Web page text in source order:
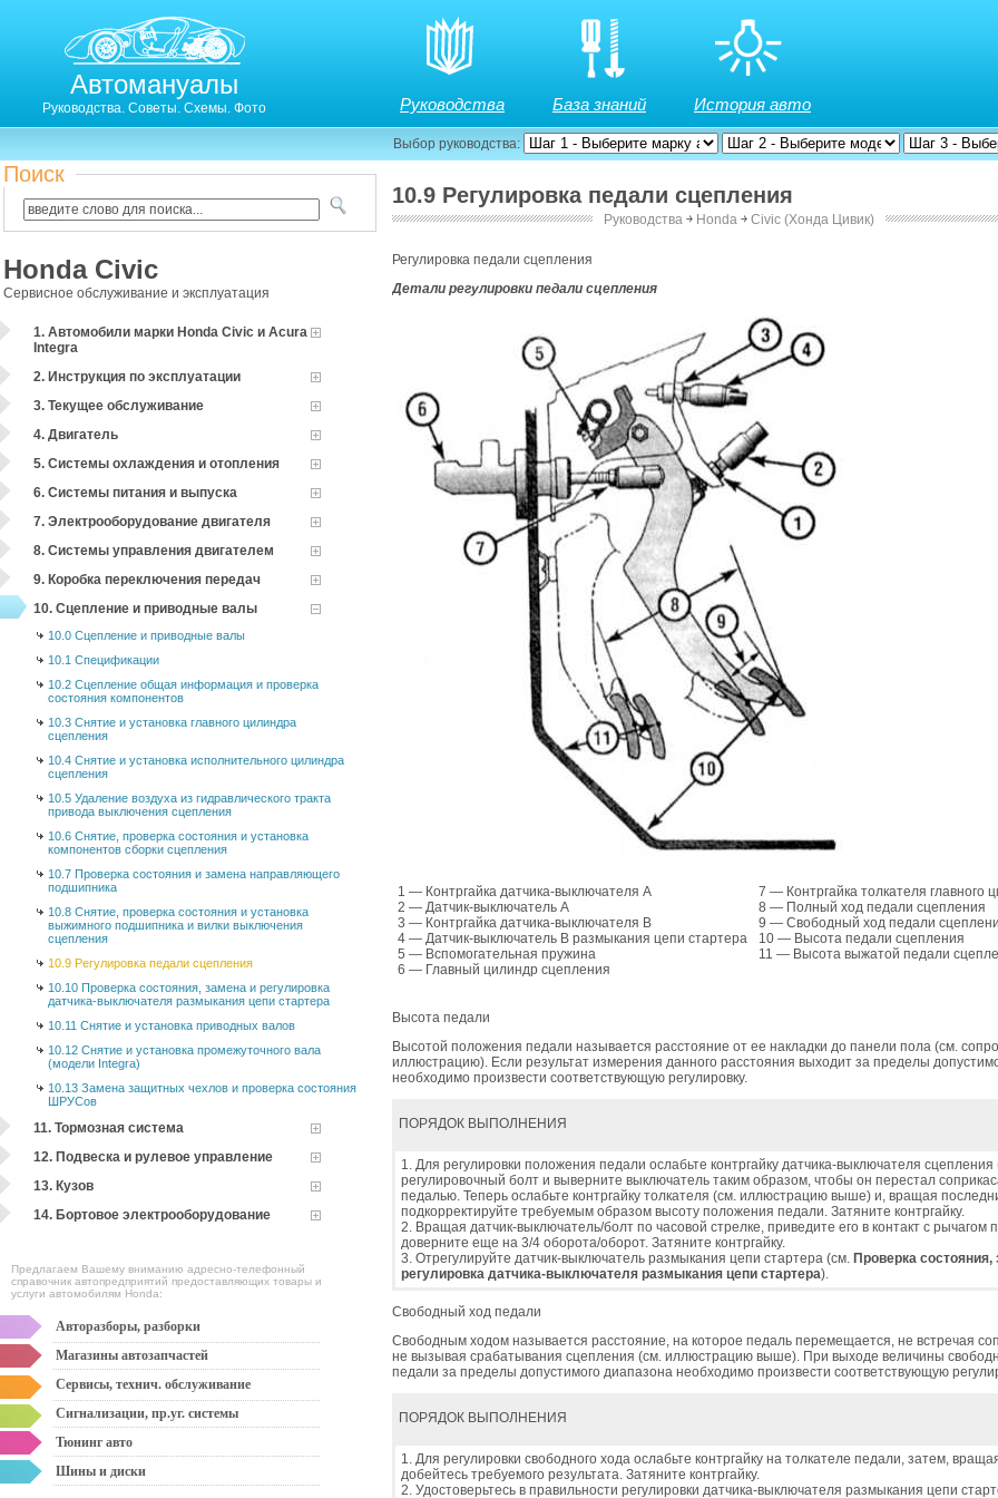
Автомануалы
Руководства. Советы. Схемы. Фото Руководства База знаний История авто
Выбор руководства:
Поиск
Honda Civic
Сервисное обслуживание и эксплуатация
1. Автомобили марки Honda Civic и Acura
Integra
2. Инструкция по эксплуатации
3. Текущее обслуживание
4. Двигатель
5. Системы охлаждения и отопления
6. Системы питания и выпуска
7. Электрооборудование двигателя
8. Системы управления двигателем
9. Коробка переключения передач
10. Cцепление и приводные валы
10.0 Cцепление и приводные валы
10.1 Спецификации
10.2 Сцепление общая информация и проверка
состояния компонентов
10.3 Снятие и установка главного цилиндра
сцепления
10.4 Снятие и установка исполнительного цилиндра
сцепления
10.5 Удаление воздуха из гидравлического тракта
привода выключения сцепления
10.6 Снятие, проверка состояния и установка
компонентов сборки сцепления
10.7 Проверка состояния и замена направляющего
подшипника
10.8 Снятие, проверка состояния и установка
выжимного подшипника и вилки выключения
сцепления
10.9 Регулировка педали сцепления
10.10 Проверка состояния, замена и регулировка
датчика-выключателя размыкания цепи стартера
10.11 Снятие и установка приводных валов
10.12 Снятие и установка промежуточного вала
(модели Integra)
10.13 Замена защитных чехлов и проверка состояния
ШРУСов
11. Тормозная система
12. Подвеска и рулевое управление
13. Кузов
14. Бортовое электрооборудование
Предлагаем Вашему вниманию адресно-телефонный
справочник автопредприятий предоставляющих товары и
услуги автомобилям Honda:
Авторазборы, разборки
Магазины автозапчастей
Сервисы, технич. обслуживание
Сигнализации, пр.уг. системы
Тюнинг авто
Шины и диски
10.9 Регулировка педали сцепления
Руководства ￫ Honda ￫ Civic (Хонда Цивик)
Регулировка педали сцепления
Детали регулировки педали сцепления
1 — Контргайка датчика-выключателя А
2 — Датчик-выключатель А
3 — Контргайка датчика-выключателя В
4 — Датчик-выключатель В размыкания цепи стартера
5 — Вспомогательная пружина
6 — Главный цилиндр сцепления
7 — Контргайка толкателя главного
8 — Полный ход педали сцепления
9 — Свободный ход педали
10 — Высота педали сцепления
11 — Высота выжатой педали
Высота педали
Высотой положения педали называется расстояние от ее накладки до панели пола (см.
иллюстрацию). Если результат измерения данного расстояния выходит за пределы
необходимо произвести соответствующую регулировку.
ПОРЯДОК ВЫПОЛНЕНИЯ
1. Для регулировки положения педали ослабьте контргайку датчика-выключателя сцепления
регулировочный болт и выверните выключатель таким образом, чтобы он перестал
педалью. Теперь ослабьте контргайку толкателя (см. иллюстрацию выше) и, вращая
подкорректируйте требуемым образом высоту положения педали. Затяните контргайку.
2. Вращая датчик-выключатель/болт по часовой стрелке, приведите его в контакт с рычагом
доверните еще на 3/4 оборота/оборот. Затяните контргайку.
3. Отрегулируйте датчик-выключатель размыкания цепи стартера (см. Проверка состояния,
регулировка датчика-выключателя размыкания цепи стартера).
Свободный ход педали
Свободным ходом называется расстояние, на которое педаль перемещается, не встречая
не вызывая срабатывания сцепления (см. иллюстрацию выше). При выходе величины
педали за пределы допустимого диапазона необходимо произвести соответствующую
ПОРЯДОК ВЫПОЛНЕНИЯ
1. Для регулировки свободного хода ослабьте контргайку на толкателе педали, затем,
добейтесь требуемого результата. Затяните контргайку.
2. Удостоверьтесь в правильности регулировки датчика-выключателя размыкания цепи